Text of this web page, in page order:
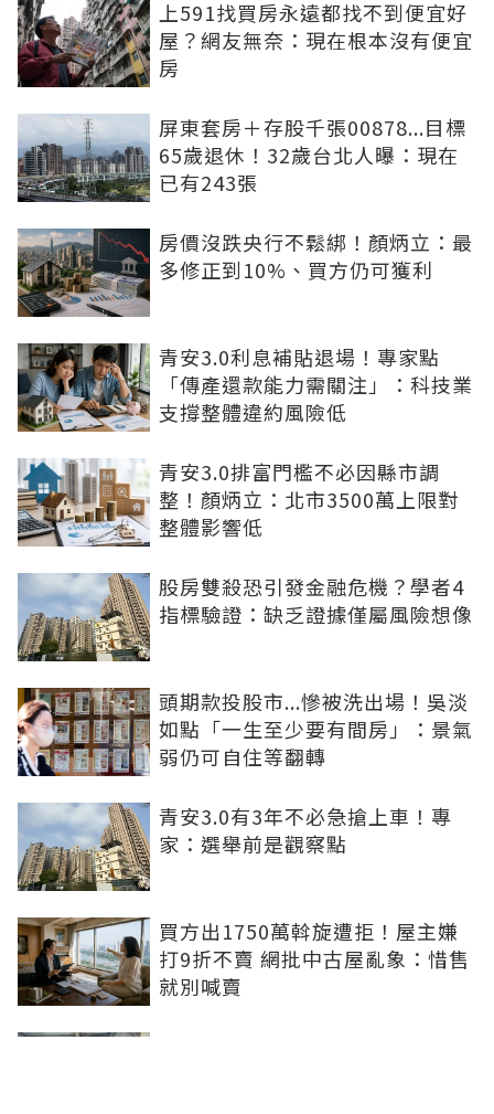
上591找買房永遠都找不到便宜好
屋？網友無奈：現在根本沒有便宜
房
屏東套房＋存股千張00878...目標
65歲退休！32歲台北人曝：現在
已有243張
房價沒跌央行不鬆綁！顏炳立：最
多修正到10%、買方仍可獲利
青安3.0利息補貼退場！專家點
「傳產還款能力需關注」：科技業
支撐整體違約風險低
青安3.0排富門檻不必因縣市調
整！顏炳立：北市3500萬上限對
整體影響低
股房雙殺恐引發金融危機？學者4
指標驗證：缺乏證據僅屬風險想像
頭期款投股市...慘被洗出場！吳淡
如點「一生至少要有間房」：景氣
弱仍可自住等翻轉
青安3.0有3年不必急搶上車！專
家：選舉前是觀察點
買方出1750萬斡旋遭拒！屋主嫌
打9折不賣 網批中古屋亂象：惜售
就別喊賣